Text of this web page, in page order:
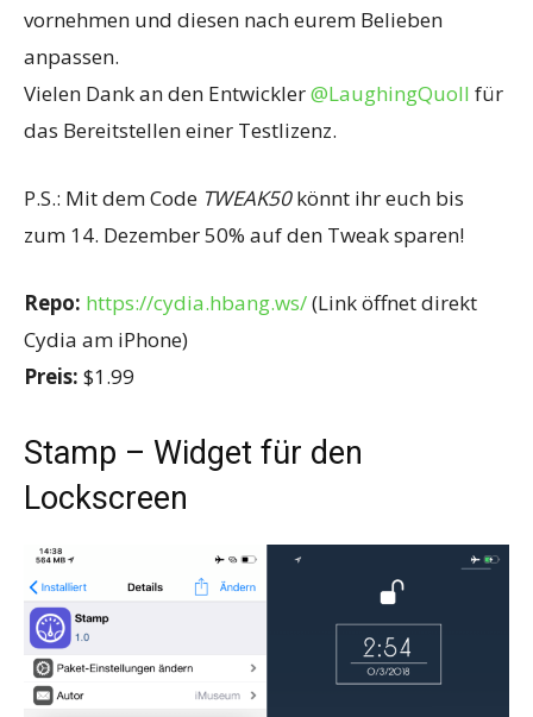
vornehmen und diesen nach eurem Belieben
anpassen.
Vielen Dank an den Entwickler@LaughingQuoll für
das Bereitstellen einer Testlizenz.
P.S.: Mit dem Code TWEAK50könnt ihr euch bis
zum 14. Dezember 50% auf den Tweak sparen!
Repo: https://cydia.hbang.ws/(Link öffnet direkt
Cydia am iPhone)
Preis: $1.99
Stamp – Widget für den
Lockscreen